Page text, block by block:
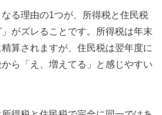
る理由の1つが、所得税と住民税
がズレることです。所得税は年末
算されますが、住民税は翌年度に
ら「え、増えてる」と感じやすい